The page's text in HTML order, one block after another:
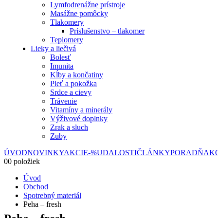
Lymfodrenážne prístroje
Masážne pomôcky
Tlakomery
Príslušenstvo – tlakomer
Teplomery
Lieky a liečivá
Bolesť
Imunita
Kĺby a končatiny
Pleť a pokožka
Srdce a cievy
Trávenie
Vitamíny a minerály
Výživové doplnky
Zrak a sluch
Zuby
ÚVODNOVINKYAKCIE-%UDALOSTIČLÁNKYPORADŇA
00 položiek
Úvod
Obchod
Spotrebný materiál
Peha – fresh